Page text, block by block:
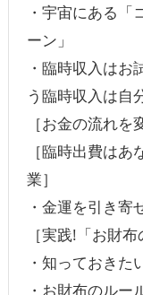
・宇宙にある「
ーン」
・臨時収入は
う臨時収入は自
［お金の流れを
［臨時出費は
業］
・金運を引き寄
［実践!「お財布
・知っておきた
・お財布のル